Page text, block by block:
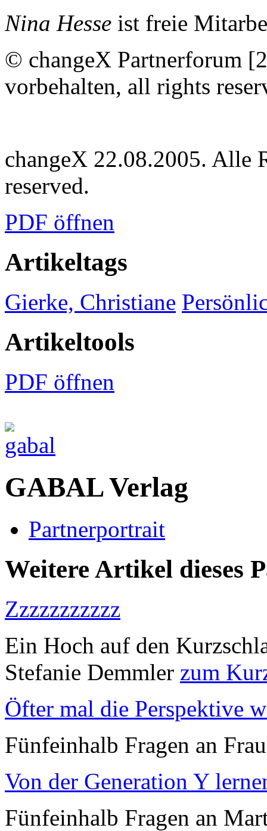
Nina Hesse ist freie
© changeX Partnerforum
vorbehalten, all rights
changeX 22.08.2005. Alle
reserved.
PDF öffnen
Artikeltags
Gierke, Christiane
Artikeltools
PDF öffnen
GABAL Verlag
Partnerportrait
Weitere Artikel dieses
Zzzzzzzzzzz
Ein Hoch auf den
Stefanie Demmler zum
Öfter mal die Perspektive
Fünfeinhalb Fragen an
Von der Generation Y
Fünfeinhalb Fragen an